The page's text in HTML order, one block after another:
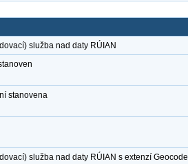
služba nad daty RÚIAN
stanovena
služba nad daty RÚIAN s extenzí